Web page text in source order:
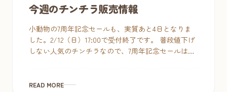
今週のチンチラ販売情報
小動物の7周年記念セールも、実質あと4日となりま
した。2/12（日）17:00で受付終了です。 普段値下げ
しない人気のチンチラなので、7周年記念セールは大
READ MORE